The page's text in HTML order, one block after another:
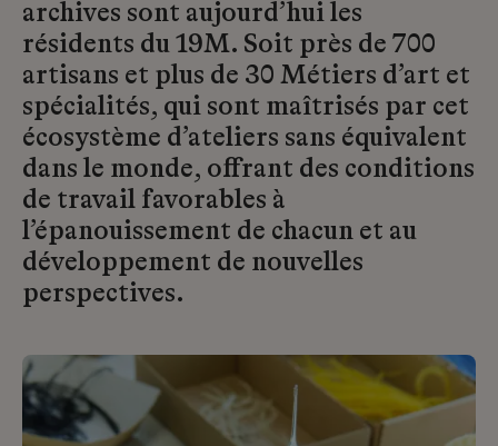
archives sont aujourd’hui les
résidents du 19M. Soit près de 700
artisans et plus de 30 Métiers d’art et
spécialités, qui sont maîtrisés par cet
écosystème d’ateliers sans équivalent
dans le monde, offrant des conditions
de travail favorables à
l’épanouissement de chacun et au
développement de nouvelles
perspectives.